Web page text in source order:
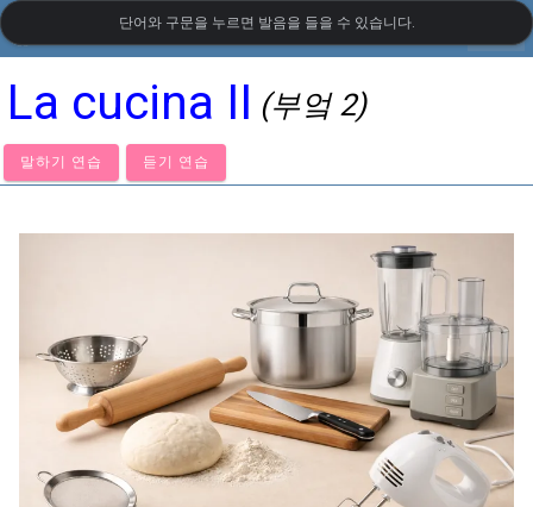
LanguageGuide.org•이탈리아어 시각 어휘
La cucina II (부엌 2)
말하기 연습 듣기 연습
단어와 구문을 누르면 발음을 들을 수 있습니다.